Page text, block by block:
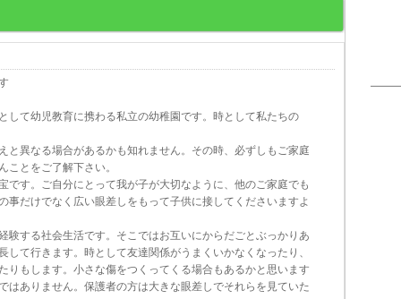
て幼児教育に携わる私立の幼稚園です。時として私たちの
なる場合があるかも知れません。その時、必ずしもご家庭
とをご了解下さい。
す。ご自分にとって我が子が大切なように、他のご家庭でも
けでなく広い眼差しをもって子供に接してくださいますよ
する社会生活です。そこではお互いにからだごとぶっかりあ
行きます。時として友達関係がうまくいかなくなったり、
します。小さな傷をつくってくる場合もあるかと思います
りません。保護者の方は大きな眼差しでそれらを見ていた